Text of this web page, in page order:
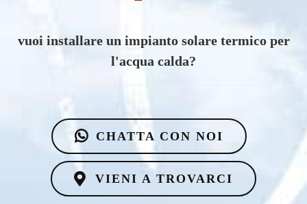
vuoi scoprire i vantaggi di un impianto eolico?
CHATTA CON NOI
VIENI A TROVARCI